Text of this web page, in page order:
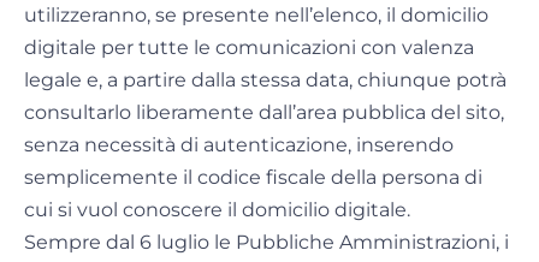
utilizzeranno, se presente nell’elenco, il domicilio
digitale per tutte le comunicazioni con valenza
legale e, a partire dalla stessa data, chiunque potrà
consultarlo liberamente dall’area pubblica del sito,
senza necessità di autenticazione, inserendo
semplicemente il codice fiscale della persona di
cui si vuol conoscere il domicilio digitale.
Sempre dal 6 luglio le Pubbliche Amministrazioni, i